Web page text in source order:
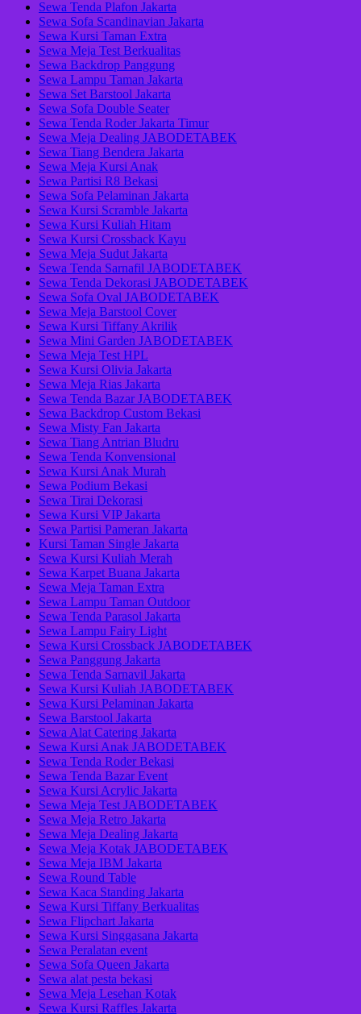
Sewa Tenda Plafon Jakarta
Sewa Sofa Scandinavian Jakarta
Sewa Kursi Taman Extra
Sewa Meja Test Berkualitas
Sewa Backdrop Panggung
Sewa Lampu Taman Jakarta
Sewa Set Barstool Jakarta
Sewa Sofa Double Seater
Sewa Tenda Roder Jakarta Timur
Sewa Meja Dealing JABODETABEK
Sewa Tiang Bendera Jakarta
Sewa Meja Kursi Anak
Sewa Partisi R8 Bekasi
Sewa Sofa Pelaminan Jakarta
Sewa Kursi Scramble Jakarta
Sewa Kursi Kuliah Hitam
Sewa Kursi Crossback Kayu
Sewa Meja Sudut Jakarta
Sewa Tenda Sarnafil JABODETABEK
Sewa Tenda Dekorasi JABODETABEK
Sewa Sofa Oval JABODETABEK
Sewa Meja Barstool Cover
Sewa Kursi Tiffany Akrilik
Sewa Mini Garden JABODETABEK
Sewa Meja Test HPL
Sewa Kursi Olivia Jakarta
Sewa Meja Rias Jakarta
Sewa Tenda Bazar JABODETABEK
Sewa Backdrop Custom Bekasi
Sewa Misty Fan Jakarta
Sewa Tiang Antrian Bludru
Sewa Tenda Konvensional
Sewa Kursi Anak Murah
Sewa Podium Bekasi
Sewa Tirai Dekorasi
Sewa Kursi VIP Jakarta
Sewa Partisi Pameran Jakarta
Kursi Taman Single Jakarta
Sewa Kursi Kuliah Merah
Sewa Karpet Buana Jakarta
Sewa Meja Taman Extra
Sewa Lampu Taman Outdoor
Sewa Tenda Parasol Jakarta
Sewa Lampu Fairy Light
Sewa Kursi Crossback JABODETABEK
Sewa Panggung Jakarta
Sewa Tenda Sarnavil Jakarta
Sewa Kursi Kuliah JABODETABEK
Sewa Kursi Pelaminan Jakarta
Sewa Barstool Jakarta
Sewa Alat Catering Jakarta
Sewa Kursi Anak JABODETABEK
Sewa Tenda Roder Bekasi
Sewa Tenda Bazar Event
Sewa Kursi Acrylic Jakarta
Sewa Meja Test JABODETABEK
Sewa Meja Retro Jakarta
Sewa Meja Dealing Jakarta
Sewa Meja Kotak JABODETABEK
Sewa Meja IBM Jakarta
Sewa Round Table
Sewa Kaca Standing Jakarta
Sewa Kursi Tiffany Berkualitas
Sewa Flipchart Jakarta
Sewa Kursi Singgasana Jakarta
Sewa Peralatan event
Sewa Sofa Queen Jakarta
Sewa alat pesta bekasi
Sewa Meja Lesehan Kotak
Sewa Kursi Raffles Jakarta